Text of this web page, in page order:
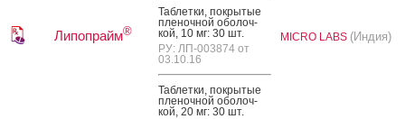
Липопрайм®
Таб­летки, пок­ры­тые
пле­ноч­ной обо­лоч­
кой, 10 мг: 30 шт.
РУ: ЛП-003874 от
03.10.16
Таб­летки, пок­ры­тые
пле­ноч­ной обо­лоч­
кой, 20 мг: 30 шт.
MICRO LABS (Индия)